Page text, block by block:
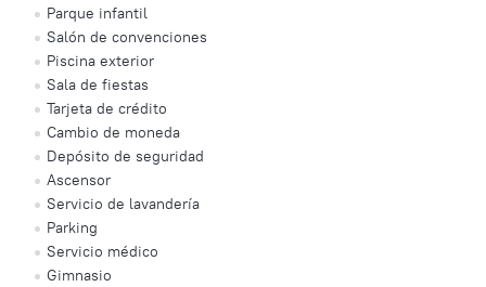
Parque infantil
Salón de convenciones
Piscina exterior
Sala de fiestas
Tarjeta de crédito
Cambio de moneda
Depósito de seguridad
Ascensor
Servicio de lavandería
Parking
Servicio médico
Gimnasio